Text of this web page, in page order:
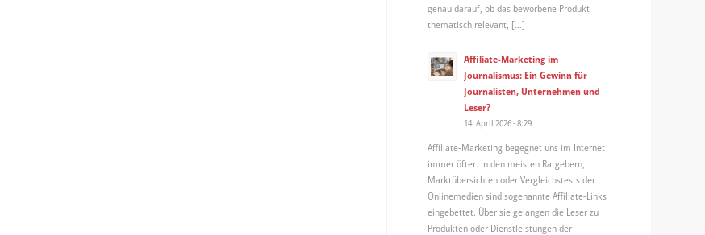
genau darauf, ob das beworbene Produkt
thematisch relevant, […]
Affiliate-Marketing im
Journalismus: Ein Gewinn für
Journalisten, Unternehmen und
Leser?
14. April 2026 - 8:29
Affiliate-Marketing begegnet uns im Internet
immer öfter. In den meisten Ratgebern,
Marktübersichten oder Vergleichstests der
Onlinemedien sind sogenannte Affiliate-Links
eingebettet. Über sie gelangen die Leser zu
Produkten oder Dienstleistungen der